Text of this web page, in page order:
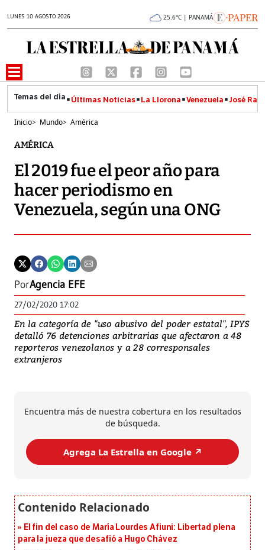
LUNES 10 AGOSTO 2026 25.6°C | PANAMÁ
Últimas Noticias La Llorona Venezuela José
Inicio> Mundo> América
AMÉRICA
El 2019 fue el peor año para
hacer periodismo en
Venezuela, según una ONG
PorAgencia EFE
27/02/2020 17:02
En la categoría de "uso abusivo del poder estatal", IPYS
detalló 76 detenciones arbitrarias que afectaron a 48
reporteros venezolanos y a 28 corresponsales
extranjeros
Encuentra más de nuestra cobertura en los resultados
de búsqueda.
Agrega La Estrella en Google ↗️
El fin del caso de María Lourdes Afiuni: Libertad plena
para la jueza que desafió a Hugo Chávez